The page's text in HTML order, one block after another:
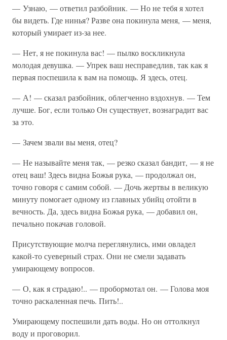
— Узнаю, — ответил разбойник. — Но не тебя я хотел
бы видеть. Где нинья? Разве она покинула меня, — меня,
который умирает из-за нее.
— Нет, я не покинула вас! — пылко воскликнула
молодая девушка. — Упрек ваш несправедлив, так как я
первая поспешила к вам на помощь. Я здесь, отец.
— А! — сказал разбойник, облегченно вздохнув. — Тем
лучше. Бог, если только Он существует, вознаградит вас
за это.
— Зачем звали вы меня, отец?
— Не называйте меня так, — резко сказал бандит, — я не
отец ваш! Здесь видна Божья рука, — продолжал он,
точно говоря с самим собой. — Дочь жертвы в великую
минуту помогает одному из главных убийц отойти в
вечность. Да, здесь видна Божья рука, — добавил он,
печально покачав головой.
Присутствующие молча переглянулись, ими овладел
какой-то суеверный страх. Они не смели задавать
умирающему вопросов.
— О, как я страдаю!.. — пробормотал он. — Голова моя
точно раскаленная печь. Пить!..
Умирающему поспешили дать воды. Но он оттолкнул
воду и проговорил.